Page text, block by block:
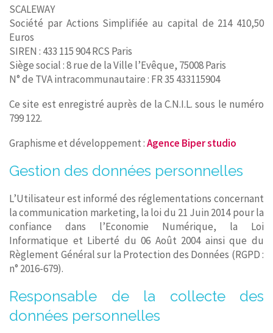
SCALEWAY
Société par Actions Simplifiée au capital de 214 410,50
Euros
SIREN : 433 115 904 RCS Paris
Siège social : 8 rue de la Ville l’Evêque, 75008 Paris
N° de TVA intracommunautaire : FR 35 433115904
Ce site est enregistré auprès de la C.N.I.L. sous le numéro
799 122.
Graphisme et développement :Agence Biper studio
Gestion des données personnelles
L’Utilisateur est informé des réglementations concernant
la communication marketing, la loi du 21 Juin 2014 pour la
confiance dans l’Economie Numérique, la Loi
Informatique et Liberté du 06 Août 2004 ainsi que du
Règlement Général sur la Protection des Données (RGPD :
n° 2016-679).
Responsable de la collecte des
données personnelles